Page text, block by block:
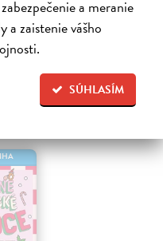
a meranie
zaistenie vášho
SÚHLASÍM